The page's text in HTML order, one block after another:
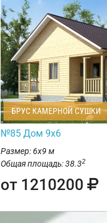
БРУС КАМЕРНОЙ СУШКИ
№85 Дом 9х6
Размер: 6х9 м
Общая площадь: 38.32
от 1210200